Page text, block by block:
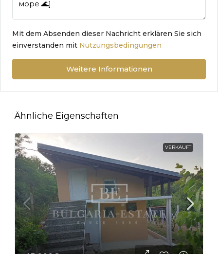
Mit dem Absenden dieser Nachricht erklären Sie sich
einverstanden mit Nutzungsbedingungen
Weitere Informationen
Ähnliche Eigenschaften
VERKAUFT